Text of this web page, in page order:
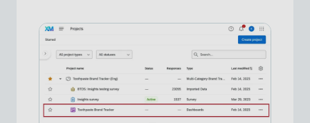
Exemplos de widgets
BX Widgets
Verificação pontual Dashboard
Filtragem de painéis BX